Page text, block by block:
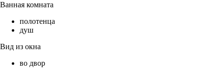
Ванная комната
полотенца
душ
Вид из окна
во двор